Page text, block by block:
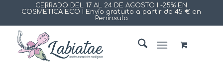
CERRADO DEL 17 AL 24 DE AGOSTO I -25% EN
COSMÉTICA ECO I Envío gratuito a partir de 45 € en
Península